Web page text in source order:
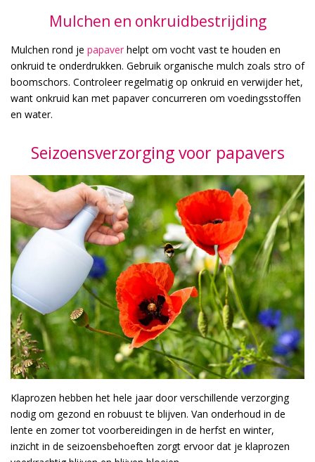
Mulchen en onkruidbestrijding
Mulchen rond je papaver helpt om vocht vast te houden en
onkruid te onderdrukken. Gebruik organische mulch zoals stro of
boomschors. Controleer regelmatig op onkruid en verwijder het,
want onkruid kan met papaver concurreren om voedingsstoffen
en water.
Seizoensverzorging voor papavers
Klaprozen hebben het hele jaar door verschillende verzorging
nodig om gezond en robuust te blijven. Van onderhoud in de
lente en zomer tot voorbereidingen in de herfst en winter,
inzicht in de seizoensbehoeften zorgt ervoor dat je klaprozen